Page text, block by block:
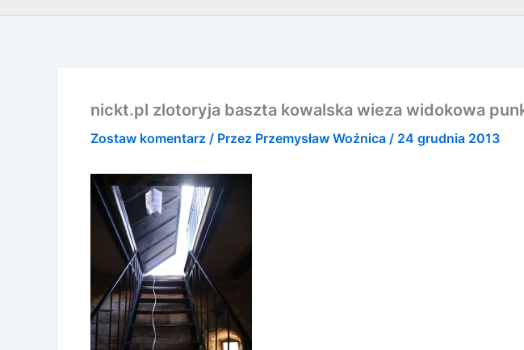
nickt.pl zlotoryja baszta kowalska wieza widokowa
Zostaw komentarz / Przez Przemysław Woźnica / 24 grudnia 2013